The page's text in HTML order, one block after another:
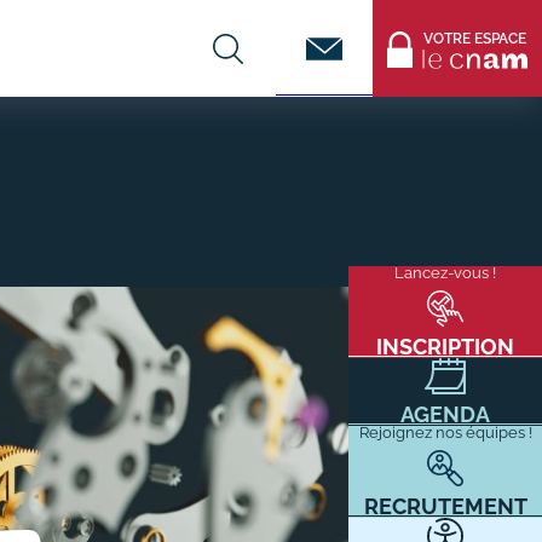
Menu
flottant
Lancez-vous !
INSCRIPTION
AGENDA
Rejoignez nos équipes !
RECRUTEMENT
VOTRE ESPACE
Former ses salariés
Accueillir un alternant ?
Taxe d'apprentissage
Infos enseignants
Être enseignant au Cnam
Infos partenaires
Liste des partenaires